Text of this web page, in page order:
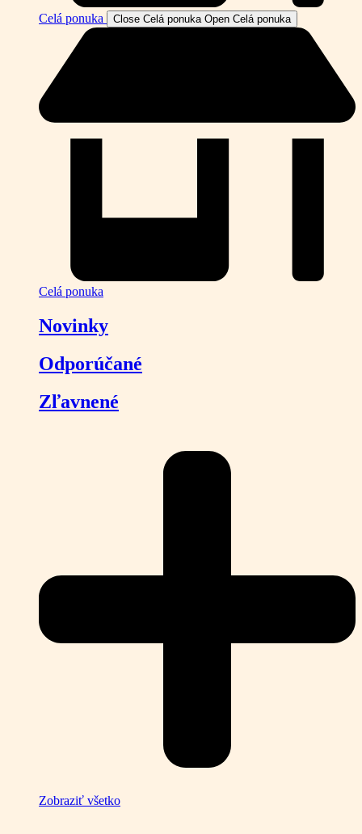
Celá ponuka Close Celá ponuka Open Celá ponuka
Celá ponuka
Novinky
Odporúčané
Zľavnené
Zobraziť všetko